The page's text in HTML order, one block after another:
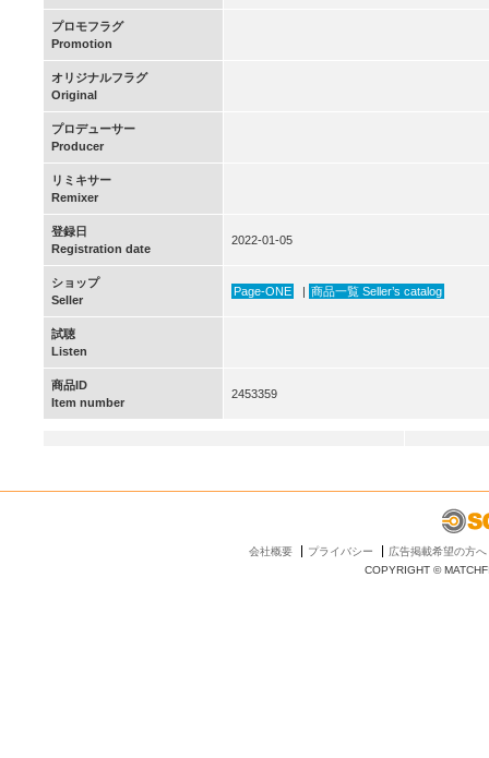
プロモフラグ
Promotion
オリジナルフラグ
Original
プロデューサー
Producer
リミキサー
Remixer
登録日
Registration date
2022-01-05
ショップ
Seller
Page-ONE | 商品一覧 Seller’s catalog
試聴
Listen
商品ID
Item number
2453359
会社概要 プライバシー
広告掲載希望の方へ
COPYRIGHT ©